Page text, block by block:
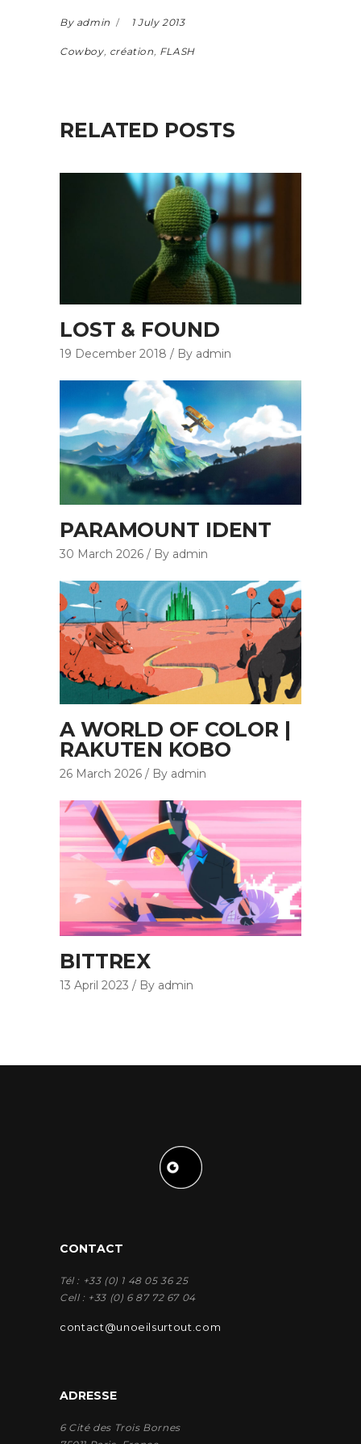
By admin 1 July 2013
Cowboy, création FLASH
RELATED POSTS
LOST & FOUND
19 December 2018 By admin
PARAMOUNT IDENT
30 March 2026 By admin
A WORLD OF COLOR |
RAKUTEN KOBO
26 March 2026 By admin
BITTREX
13 April 2023 By admin
CONTACT
Tél : +33 (0) 1 48 05 36 25
Cell : +33 (0) 6 87 72 67 04
contact@unoeilsurtout.com
ADRESSE
6 Cité des Trois Bornes